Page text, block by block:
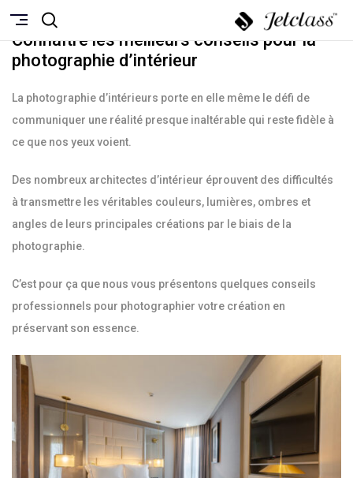
OCTOBRE 27, 2021
Connaître les meilleurs conseils pour la
photographie d’intérieur
La photographie d’intérieurs porte en elle même le défi de
communiquer une réalité presque inaltérable qui reste fidèle à
ce que nos yeux voient.
Des nombreux architectes d’intérieur éprouvent des difficultés
à transmettre les véritables couleurs, lumières, ombres et
angles de leurs principales créations par le biais de la
photographie.
C’est pour ça que nous vous présentons quelques conseils
professionnels pour photographier votre création en
préservant son essence.